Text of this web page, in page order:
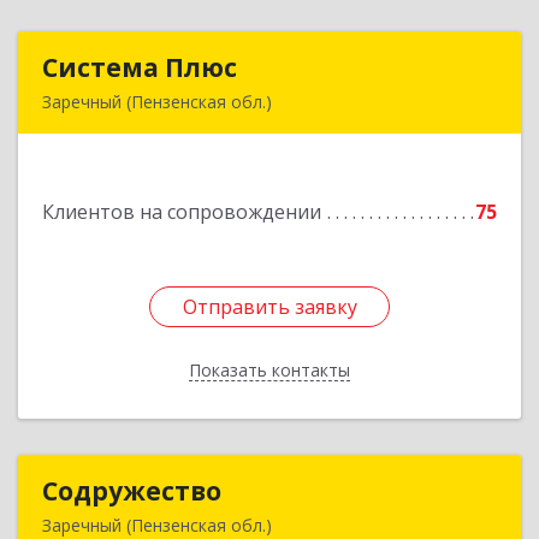
Система Плюс
Заречный (Пензенская обл.)
Клиентов на сопровождении 75
Отправить заявку
Показать контакты
Подробнее
Отправить заявку
Назад
Содружество
Заречный (Пензенская обл.)